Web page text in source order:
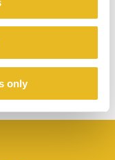
only